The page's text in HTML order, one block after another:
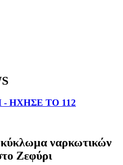
ΗΧΗΣΕ ΤΟ 112
ναρκωτικών
Ζεφύρι